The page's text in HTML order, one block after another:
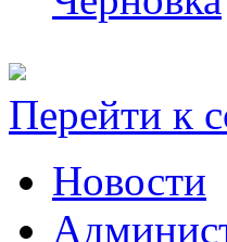
Перейти к
Новости